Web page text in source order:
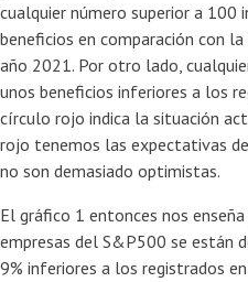
cualquier número superior a 100
beneficios en comparación con
año 2021. Por otro lado,
unos beneficios inferiores a los
círculo rojo indica la situación
rojo tenemos las expectativas
no son demasiado optimistas.
El gráfico 1 entonces nos
empresas del S&P500 se están
9% inferiores a los registrados